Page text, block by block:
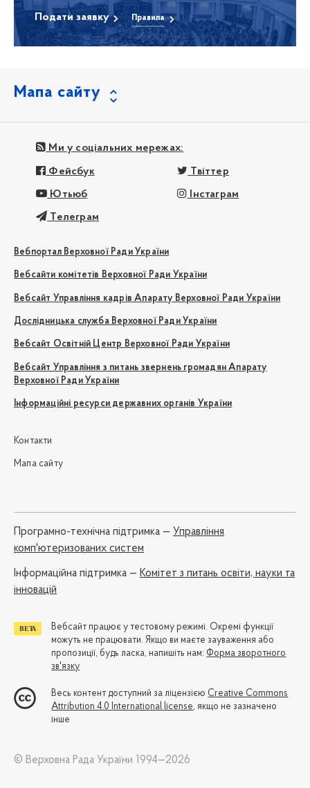
Подати заявку Правила
Мапа сайту
Ми у соціальних мережах:
Фейсбук Твіттер
Ютьюб Інстаграм
Телеграм
Вебпортал Верховної Ради України
Вебсайти комітетів Верховної Ради України
Вебсайт Управління кадрів Апарату Верховної Ради України
Дослідницька служба Верховної Ради України
Вебсайт Освітній Центр Верховної Ради України
Вебсайт Управління з питань звернень громадян Апарату
Верховної Ради України
Інформаційні ресурси державних органів України
Контакти
Мапа сайту
Програмно-технічна підтримка — Управління
комп'ютеризованих систем
Iнформаційна підтримка — Комітет з питань освіти, науки та
інновацій
Вебсайт працює у тестовому режимі. Окремі функції
можуть не працювати. Якщо ви маєте зауваження або
пропозиції, будь ласка, напишіть нам: Форма зворотного
зв'язку
Весь контент доступний за ліцензією Creative Commons
Attribution 4.0 International license, якщо не зазначено
інше
© Верховна Рада України 1994—2026